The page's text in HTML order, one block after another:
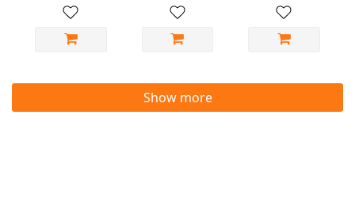
Show more